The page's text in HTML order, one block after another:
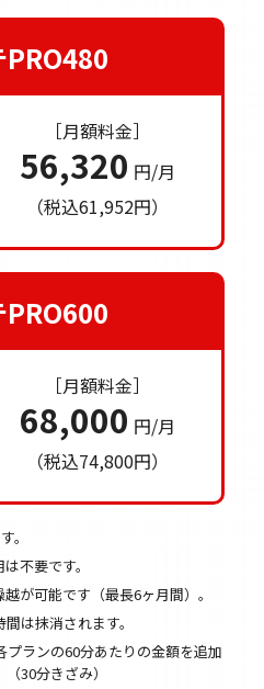
［月額料金］
56,320 円/月
（税込61,952円）
［月額料金］
68,000 円/月
（税込74,800円）
。
不要です。
が可能です（最長6ヶ月間）。
は抹消されます。
ランの60分あたりの金額を追加
30分きざみ）